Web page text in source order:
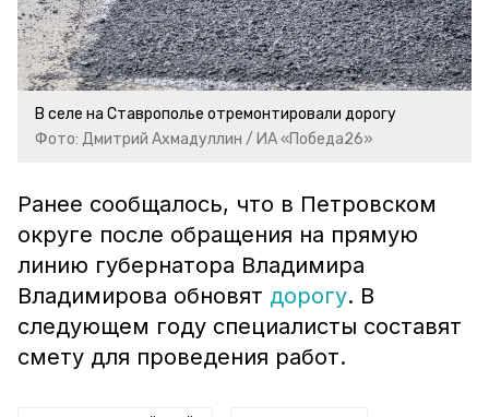
В селе на Ставрополье отремонтировали дорогу
Фото: Дмитрий Ахмадуллин / ИА «Победа26»
Ранее сообщалось, что в Петровском
округе после обращения на прямую
линию губернатора Владимира
Владимирова обновят дорогу. В
следующем году специалисты составят
смету для проведения работ.